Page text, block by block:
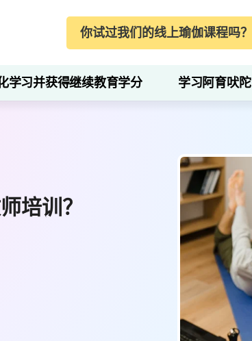
你试过我们的线上瑜伽课程吗？
学习并获得继续教育学分 学习阿育吠陀
培训？